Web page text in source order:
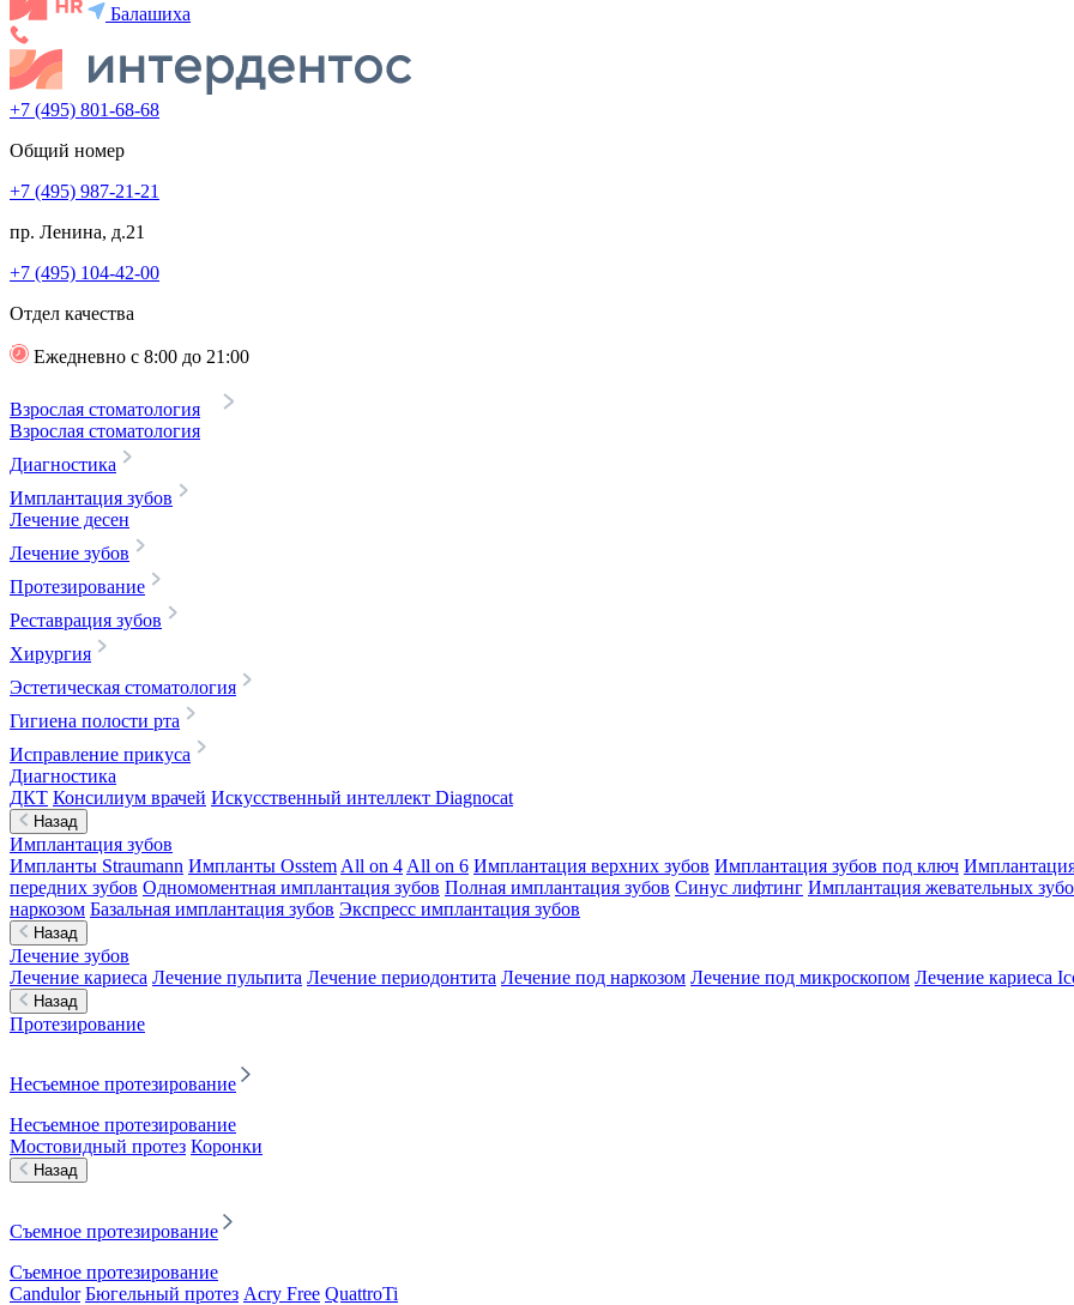
Балашиха
+7 (495) 801-68-68
Общий номер
+7 (495) 987-21-21
пр. Ленина, д.21
+7 (495) 104-42-00
Отдел качества
Ежедневно с 8:00 до 21:00
Взрослая стоматология
Взрослая стоматология
Диагностика
Имплантация зубов
Лечение десен
Лечение зубов
Протезирование
Реставрация зубов
Хирургия
Эстетическая стоматология
Гигиена полости рта
Исправление прикуса
Диагностика
ДКТ Консилиум врачей Искусственный интеллект Diagnocat
Назад
Имплантация зубов
Импланты Straumann Импланты Osstem All on 4 All on 6 Имплантация верхних зубов Имплантация зубов под ключ
передних зубов Одномоментная имплантация зубов Полная имплантация зубов Синус лифтинг Имплантация жевательных
наркозом Базальная имплантация зубов Экспресс имплантация зубов
Назад
Лечение зубов
Лечение кариеса Лечение пульпита Лечение периодонтита Лечение под наркозом Лечение под микроскопом Лечение кариеса
Назад
Протезирование
Несъемное протезирование
Несъемное протезирование
Мостовидный протез Коронки
Назад
Съемное протезирование
Съемное протезирование
Candulor Бюгельный протез Acry Free QuattroTi